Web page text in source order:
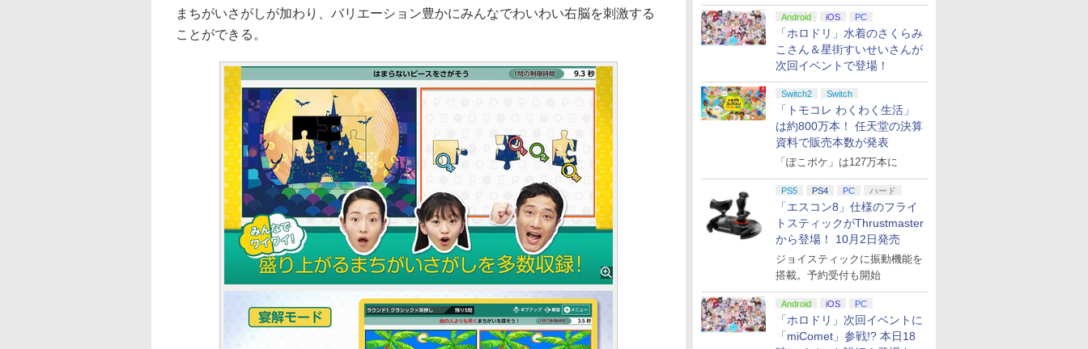
Android iOS PC
「ホロドリ」水着のさくらみ
こさん＆星街すいせいさんが
次回イベントで登場！
Switch2 Switch
「トモコレ わくわく生活」
は約800万本！ 任天堂の決算
資料で販売本数が発表
「ぽこポケ」は127万本に
PS5 PS4 PC ハード
「エスコン8」仕様のフライ
トスティックがThrustmaster
から登場！ 10月2日発売
ジョイスティックに振動機能を
搭載。予約受付も開始
Android iOS PC
「ホロドリ」次回イベントに
「miComet」参戦!? 本日18
まちがいさがしが加わり、バリエーション豊かにみんなでわいわい右脳を刺激する
ことができる。